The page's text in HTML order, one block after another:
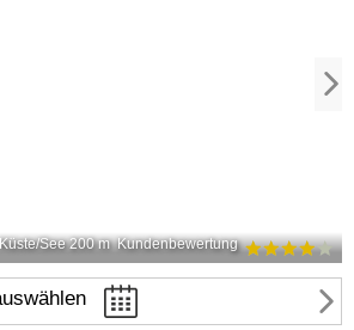
Küste/See 200 m Kundenbewertung